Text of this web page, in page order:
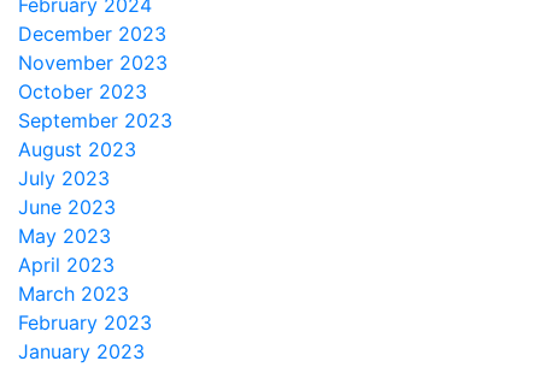
February 2024
December 2023
November 2023
October 2023
September 2023
August 2023
July 2023
June 2023
May 2023
April 2023
March 2023
February 2023
January 2023